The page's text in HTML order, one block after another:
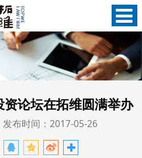
论坛在拓维圆满举办
发布时间：2017-05-26